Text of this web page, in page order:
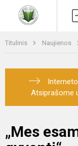
Titulinis Naujienos
Atsiprašome
„Mes